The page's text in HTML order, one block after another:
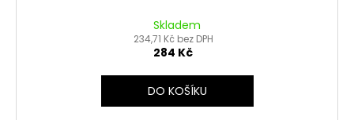
Skladem
234,71 Kč bez DPH
284 Kč
DO KOŠÍKU